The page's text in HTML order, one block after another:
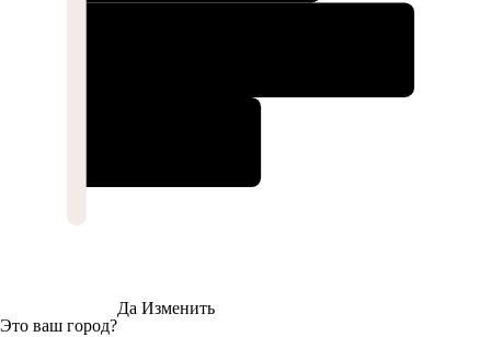
Это ваш город?
Да Изменить